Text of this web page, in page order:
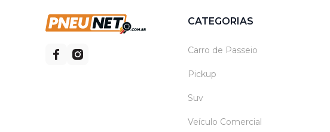
CATEGORIAS
Carro de Passeio
Pickup
Suv
Veículo Comercial